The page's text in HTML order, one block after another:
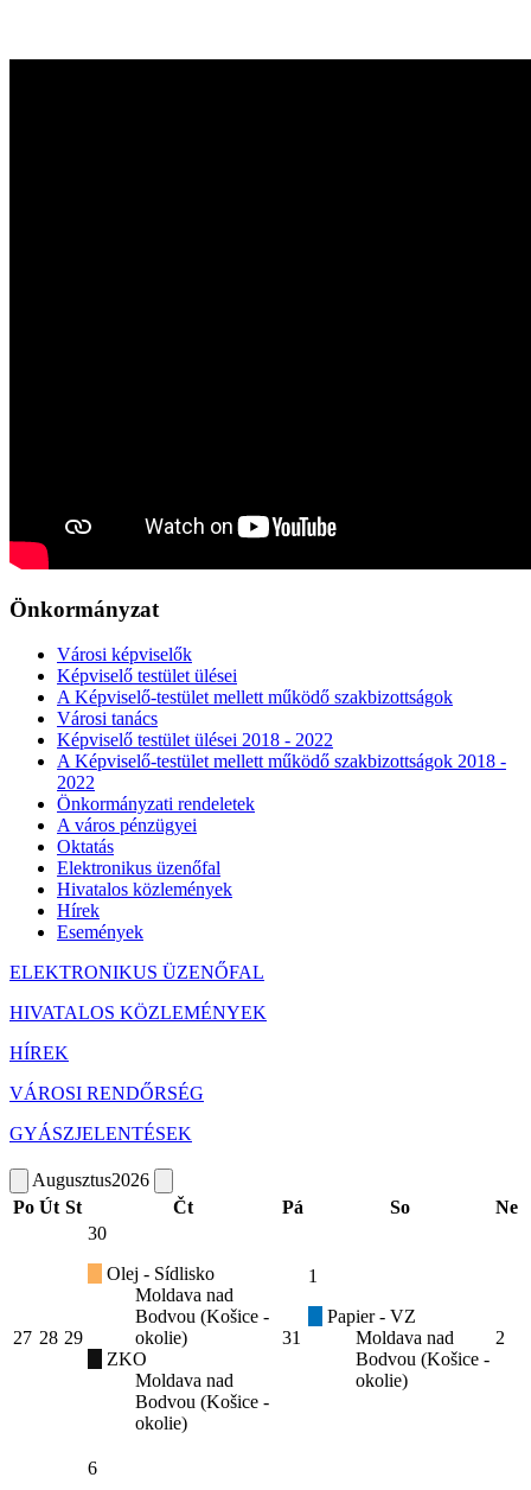
Önkormányzat
Városi képviselők
Képviselő testület ülései
A Képviselő-testület mellett működő szakbizottságok
Városi tanács
Képviselő testület ülései 2018 - 2022
A Képviselő-testület mellett működő szakbizottságok 2018 -
2022
Önkormányzati rendeletek
A város pénzügyei
Oktatás
Elektronikus üzenőfal
Hivatalos közlemények
Hírek
Események
ELEKTRONIKUS ÜZENŐFAL
HIVATALOS KÖZLEMÉNYEK
HÍREK
VÁROSI RENDŐRSÉG
GYÁSZJELENTÉSEK
Augusztus2026
Po Út St Čt Pá So Ne
27 28 29
30
Olej - Sídlisko
Moldava nad
Bodvou (Košice -
okolie)
ZKO
Moldava nad
Bodvou (Košice -
okolie)
31
1
Papier - VZ
Moldava nad
Bodvou (Košice -
okolie)
2
6